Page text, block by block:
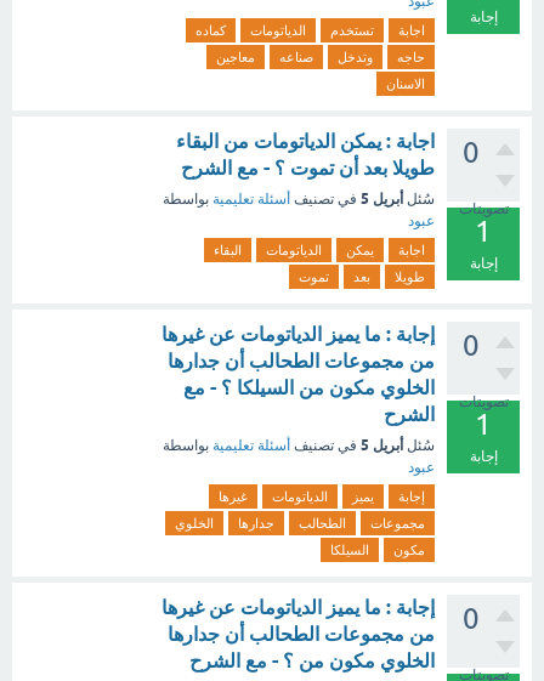
إجابة
اجابة تستخدم الدياتومات
كماده
حاجه
وتدخل صناعه
معاجين
الاسنان
0
تصويتات
1
إجابة
اجابة : يمكن الدياتومات من البقاء
طويلا بعد أن تموت ؟ - مع الشرح
سُئل أبريل 5 في تصنيف أسئلة تعليمية بواسطة
عبود
اجابة يمكن الدياتومات
البقاء
طويلا
بعد تموت
0
تصويتات
1
إجابة
إجابة : ما يميز الدياتومات عن غيرها
من مجموعات الطحالب أن جدارها
الخلوي مكون من السيلكا ؟ - مع
الشرح
سُئل أبريل 5 في تصنيف أسئلة تعليمية بواسطة
عبود
إجابة يميز الدياتومات
غيرها
مجموعات
الطحالب جدارها
الخلوي
مكون
السيلكا
0
تصويتات
إجابة : ما يميز الدياتومات عن غيرها
من مجموعات الطحالب أن جدارها
الخلوي مكون من ؟ - مع الشرح